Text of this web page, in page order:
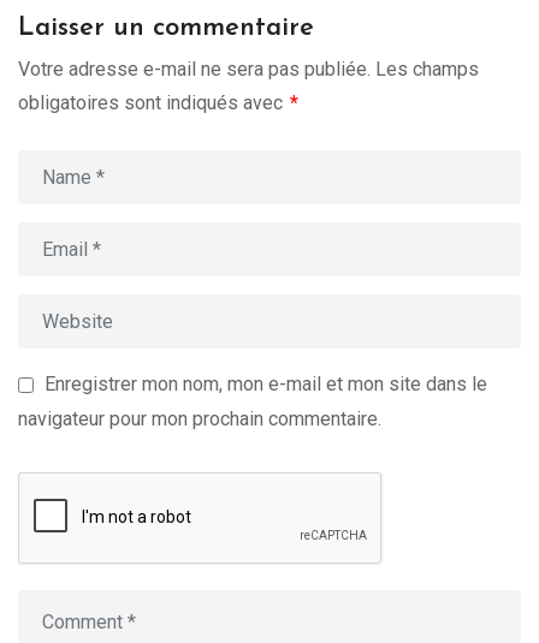
Laisser un commentaire
Votre adresse e-mail ne sera pas publiée. Les champs
obligatoires sont indiqués avec *
Enregistrer mon nom, mon e-mail et mon site dans le
navigateur pour mon prochain commentaire.